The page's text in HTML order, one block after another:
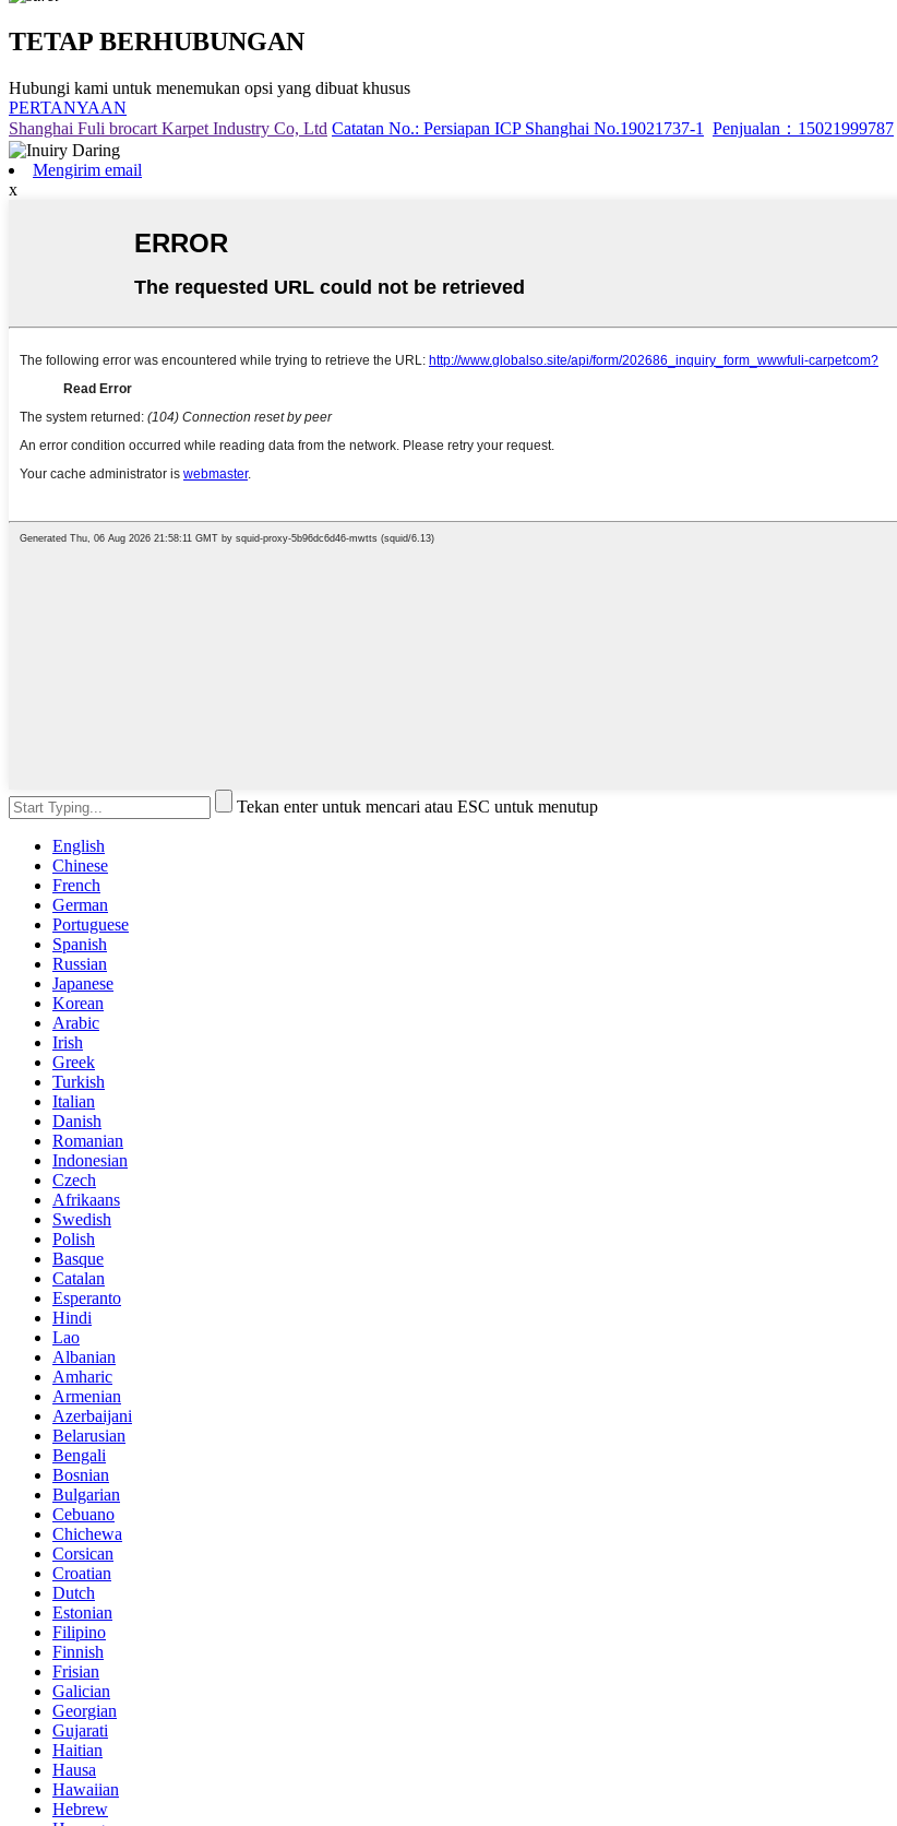
TETAP BERHUBUNGAN
Hubungi kami untuk menemukan opsi yang dibuat khusus
PERTANYAAN
Shanghai Fuli brocart Karpet Industry Co, Ltd Catatan No.: Persiapan ICP Shanghai No.19021737-1 Penjualan：15021999787
Mengirim email
x
Tekan enter untuk mencari atau ESC untuk menutup
English
Chinese
French
German
Portuguese
Spanish
Russian
Japanese
Korean
Arabic
Irish
Greek
Turkish
Italian
Danish
Romanian
Indonesian
Czech
Afrikaans
Swedish
Polish
Basque
Catalan
Esperanto
Hindi
Lao
Albanian
Amharic
Armenian
Azerbaijani
Belarusian
Bengali
Bosnian
Bulgarian
Cebuano
Chichewa
Corsican
Croatian
Dutch
Estonian
Filipino
Finnish
Frisian
Galician
Georgian
Gujarati
Haitian
Hausa
Hawaiian
Hebrew